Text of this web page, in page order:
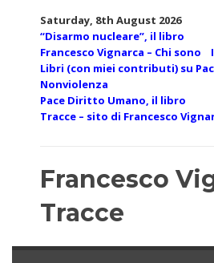
Saturday, 8th August 2026
“Disarmo nucleare”, il libro
Francesco Vignarca – Chi sono
Libri (con miei contributi) su
Nonviolenza
Pace Diritto Umano, il libro
Tracce – sito di Francesco
Francesco
Tracce